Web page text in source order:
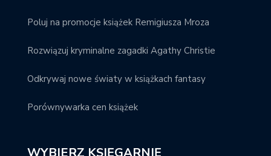
Poluj na promocje książek Remigiusza Mroza
Rozwiązuj kryminalne zagadki Agathy Christie
Odkrywaj nowe światy w książkach fantasy
Porównywarka cen książek
WYBIERZ KSIĘGARNIĘ